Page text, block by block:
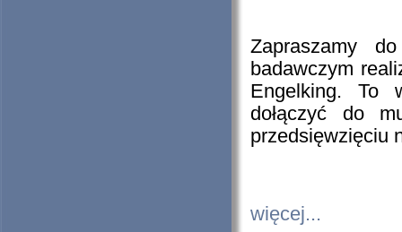
Zapraszamy
badawczym
Engelking. To
dołączyć do
przedsięwzięciu
więcej...